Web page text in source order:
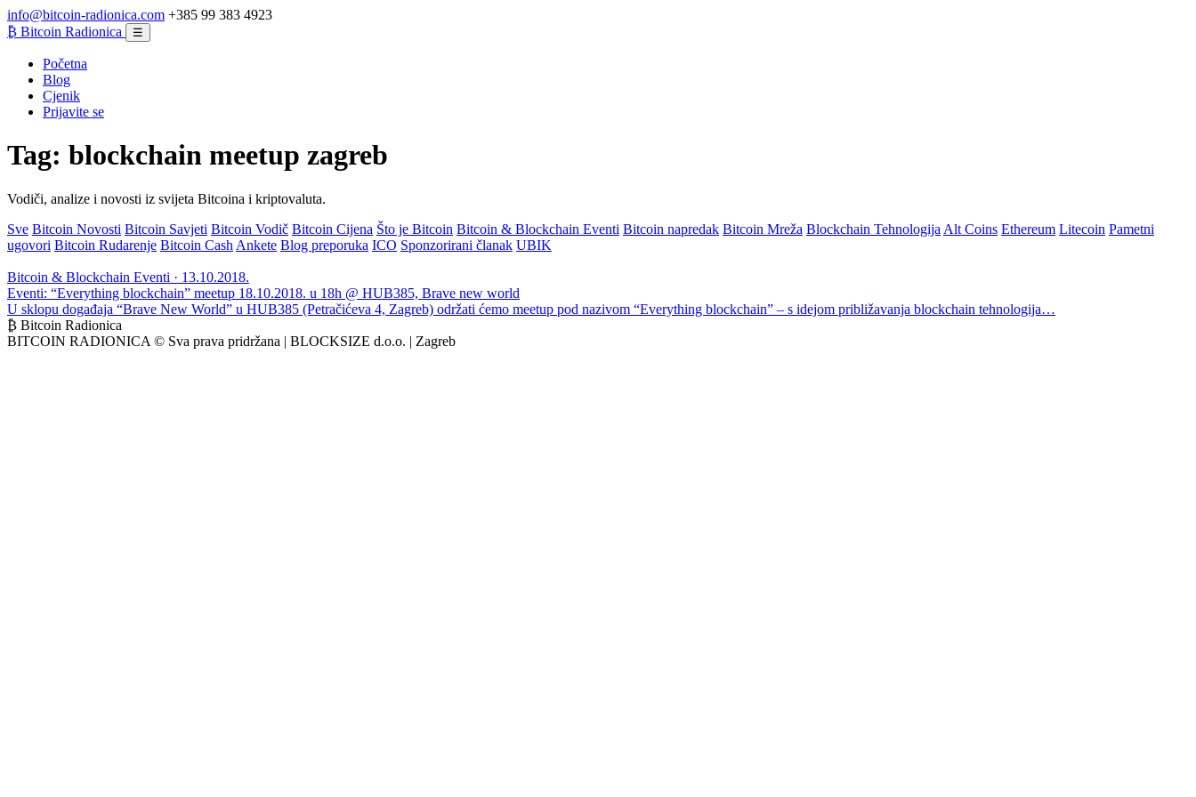
info@bitcoin-radionica.com +385 99 383 4923
₿ Bitcoin Radionica ☰
Početna
Blog
Cjenik
Prijavite se
Tag: blockchain meetup zagreb
Vodiči, analize i novosti iz svijeta Bitcoina i kriptovaluta.
Sve Bitcoin Novosti Bitcoin Savjeti Bitcoin Vodič Bitcoin Cijena Što je Bitcoin Bitcoin & Blockchain Eventi Bitcoin napredak Bitcoin Mreža Blockchain Tehnologija Alt Coins Ethereum Litecoin Pametni
ugovori Bitcoin Rudarenje Bitcoin Cash Ankete Blog preporuka ICO Sponzorirani članak UBIK
Bitcoin & Blockchain Eventi · 13.10.2018.
Eventi: “Everything blockchain” meetup 18.10.2018. u 18h @ HUB385, Brave new world
U sklopu događaja “Brave New World” u HUB385 (Petračićeva 4, Zagreb) održati ćemo meetup pod nazivom “Everything blockchain” – s idejom približavanja blockchain tehnologija…
₿ Bitcoin Radionica
BITCOIN RADIONICA © Sva prava pridržana | BLOCKSIZE d.o.o. | Zagreb